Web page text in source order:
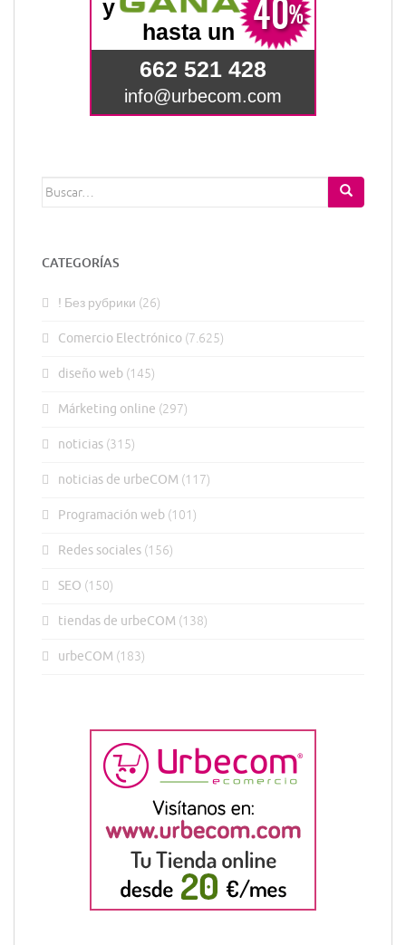
Buscar:
CATEGORÍAS
! Без рубрики (26)
Comercio Electrónico (7.625)
diseño web (145)
Márketing online (297)
noticias (315)
noticias de urbeCOM (117)
Programación web (101)
Redes sociales (156)
SEO (150)
tiendas de urbeCOM (138)
urbeCOM (183)